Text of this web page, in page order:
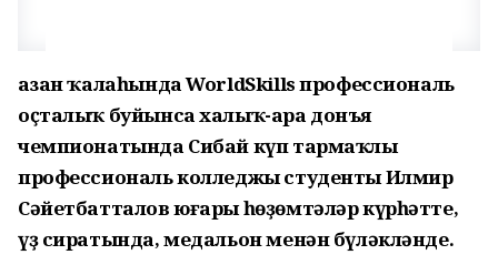
Ҡазан ҡалаһында WorldSkills профессиональ
оҫталыҡ буйынса халыҡ-ара донъя
чемпионатында Сибай күп тармаҡлы
профессиональ колледжы студенты Илмир
Сәйетбатталов юғары һөҙөмтәләр күрһәтте,
үҙ сиратында, медальон менән бүләкләнде.